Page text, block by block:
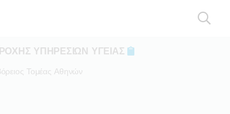
ΥΠΗΡΕΣΙΩΝ ΥΓΕΙΑΣ
Τομέας Αθηνών